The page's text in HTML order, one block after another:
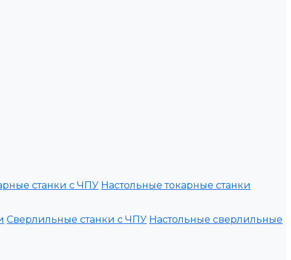
станки с ЧПУ Настольные токарные станки
Сверлильные станки с ЧПУ Настольные сверлильные